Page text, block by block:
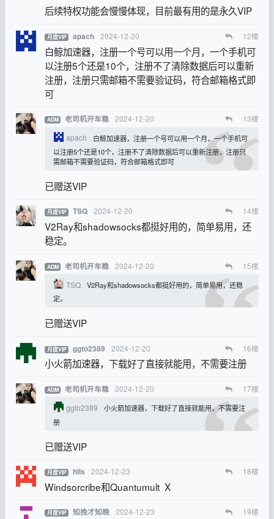
后续特权功能会慢慢体现，目前最有用的是永久VIP
月度VIP apach 2024-12-20 12楼
白鲸加速器，注册一个号可以用一个月，一个手机可
以注册5个还是10个，注册不了清除数据后可以重新
注册，注册只需邮箱不需要验证码，符合邮箱格式即
可
ADM 老司机开车稳 2024-12-20 13楼
apach
白鲸加速器，注册一个号可以用一个月，一个手机可
以注册5个还是10个，注册不了清除数据后可以重新注册，注册只
需邮箱不需要验证码，符合邮箱格式即可
已赠送VIP
月度VIP TSQ 2024-12-20 14楼
V2Ray和shadowsocks都挺好用的，简单易用，还
稳定。
ADM 老司机开车稳 2024-12-20 15楼
TSQ
V2Ray和shadowsocks都挺好用的，简单易用，还稳
定。
已赠送VIP
月度VIP ggto2389 2024-12-20 16楼
小火箭加速器，下载好了直接就能用，不需要注册
ADM 老司机开车稳 2024-12-20 17楼
ggto2389
小火箭加速器，下载好了直接就能用，不需要注
册
已赠送VIP
月度VIP hlls 2024-12-23 18楼
Windsorcribe和Quantumult X
月度VIP 知挽才知晚 2024-12-23 19楼